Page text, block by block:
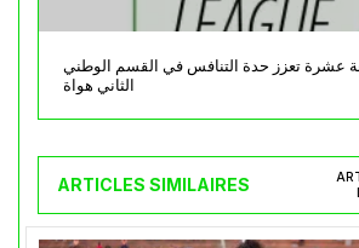
عشرة تعزز حدة التنافس في القسم الوطني
الثاني هواة
ARTICLES SIMILAIRES